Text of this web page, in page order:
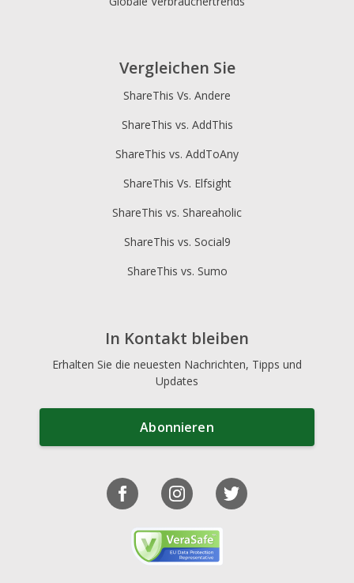
Vergleichen Sie
ShareThis Vs. Andere
ShareThis vs. AddThis
ShareThis vs. AddToAny
ShareThis Vs. Elfsight
ShareThis vs. Shareaholic
ShareThis vs. Social9
ShareThis vs. Sumo
In Kontakt bleiben
Erhalten Sie die neuesten Nachrichten, Tipps und
Updates
Abonnieren